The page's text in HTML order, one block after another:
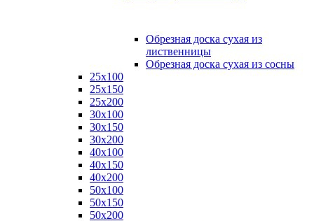
Обрезная доска сухая из
лиственницы
Обрезная доска сухая из сосны
25х100
25х150
25х200
30х100
30х150
30х200
40х100
40х150
40х200
50х100
50х150
50х200